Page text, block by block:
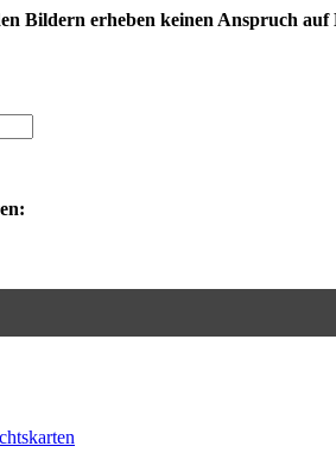
Bildern erheben keinen Anspruch